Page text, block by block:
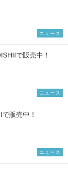
ニュース
で販売中！
ニュース
販売中！
ニュース